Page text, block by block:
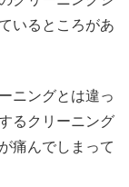
いるところがあ
ニングとは違っ
るクリーニング
痛んでしまって